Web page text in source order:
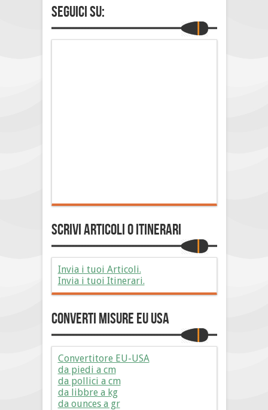
Seguici su:
Scrivi Articoli o Itinerari
Invia i tuoi Articoli.
Invia i tuoi Itinerari.
Converti Misure EU USA
Convertitore EU-USA
da piedi a cm
da pollici a cm
da libbre a kg
da ounces a gr